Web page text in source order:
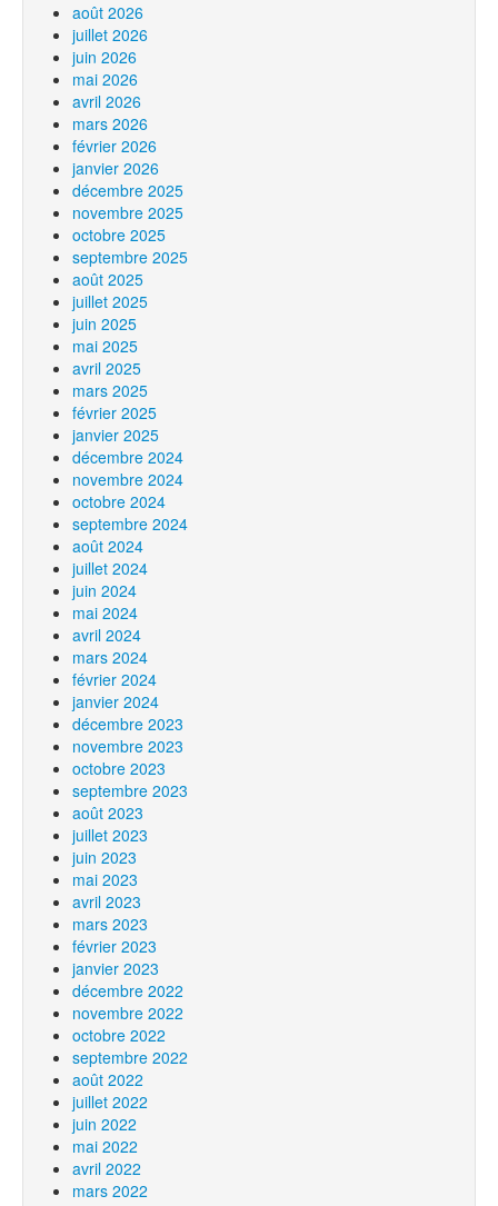
août 2026
juillet 2026
juin 2026
mai 2026
avril 2026
mars 2026
février 2026
janvier 2026
décembre 2025
novembre 2025
octobre 2025
septembre 2025
août 2025
juillet 2025
juin 2025
mai 2025
avril 2025
mars 2025
février 2025
janvier 2025
décembre 2024
novembre 2024
octobre 2024
septembre 2024
août 2024
juillet 2024
juin 2024
mai 2024
avril 2024
mars 2024
février 2024
janvier 2024
décembre 2023
novembre 2023
octobre 2023
septembre 2023
août 2023
juillet 2023
juin 2023
mai 2023
avril 2023
mars 2023
février 2023
janvier 2023
décembre 2022
novembre 2022
octobre 2022
septembre 2022
août 2022
juillet 2022
juin 2022
mai 2022
avril 2022
mars 2022